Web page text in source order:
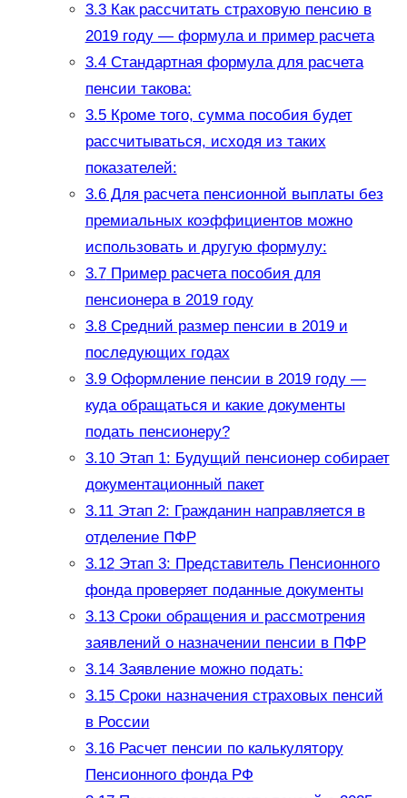
3.3Как рассчитать страховую пенсию в
2019 году — формула и пример расчета
3.4Стандартная формула для расчета
пенсии такова:
3.5Кроме того, сумма пособия будет
рассчитываться, исходя из таких
показателей:
3.6Для расчета пенсионной выплаты без
премиальных коэффициентов можно
использовать и другую формулу:
3.7Пример расчета пособия для
пенсионера в 2019 году
3.8Средний размер пенсии в 2019 и
последующих годах
3.9Оформление пенсии в 2019 году —
куда обращаться и какие документы
подать пенсионеру?
3.10Этап 1: Будущий пенсионер собирает
документационный пакет
3.11Этап 2: Гражданин направляется в
отделение ПФР
3.12Этап 3: Представитель Пенсионного
фонда проверяет поданные документы
3.13Сроки обращения и рассмотрения
заявлений о назначении пенсии в ПФР
3.14Заявление можно подать:
3.15Сроки назначения страховых пенсий
в России
3.16Расчет пенсии по калькулятору
Пенсионного фонда РФ